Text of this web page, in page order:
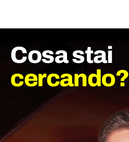
Cosa stai
cercando?